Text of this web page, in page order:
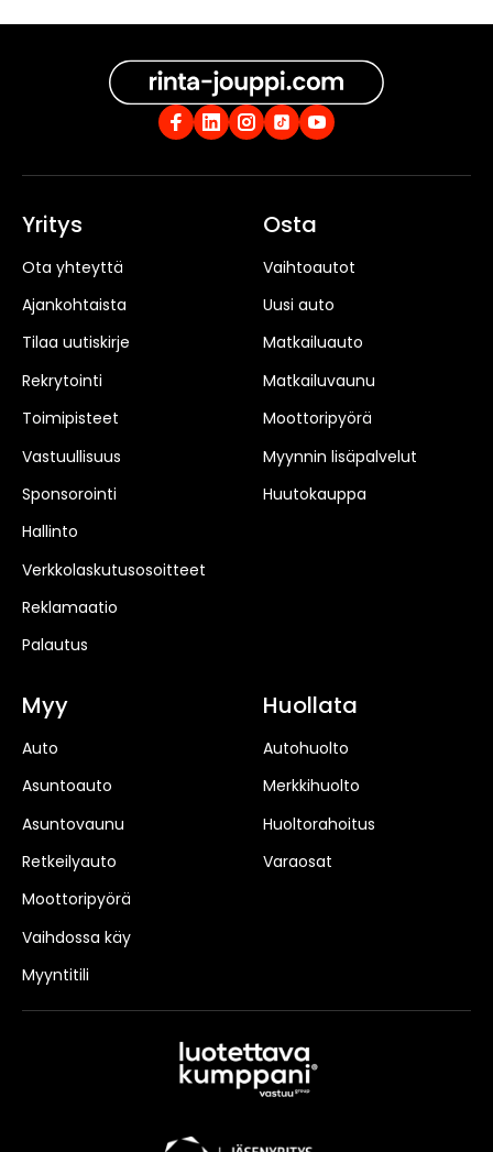
Yritys
Ota yhteyttä
Ajankohtaista
Tilaa uutiskirje
Rekrytointi
Toimipisteet
Vastuullisuus
Sponsorointi
Hallinto
Verkkolaskutusosoitteet
Reklamaatio
Palautus
Osta
Vaihtoautot
Uusi auto
Matkailuauto
Matkailuvaunu
Moottoripyörä
Myynnin lisäpalvelut
Huutokauppa
Myy
Auto
Asuntoauto
Asuntovaunu
Retkeilyauto
Moottoripyörä
Vaihdossa käy
Myyntitili
Huollata
Autohuolto
Merkkihuolto
Huoltorahoitus
Varaosat